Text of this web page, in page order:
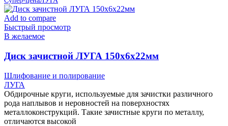
Add to compare
Быстрый просмотр
В желаемое
Диск зачистной ЛУГА 150х6х22мм
Шлифование и полирование
ЛУГА
Обдирочные круги, используемые для зачистки различного
рода наплывов и неровностей на поверхностях
металлоконструкций. Такие зачистные круги по металлу,
отличаются высокой